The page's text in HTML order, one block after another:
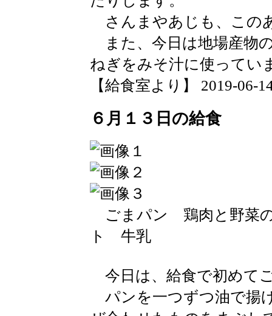
さんまやあじも、この
また、今日は地場産物
ねぎをみそ汁に使ってい
【給食室より】 2019-06-
６月１３日の給食
ごまパン 鶏肉と野菜
ト 牛乳
今日は、給食で初めて
パンを一つずつ油で揚